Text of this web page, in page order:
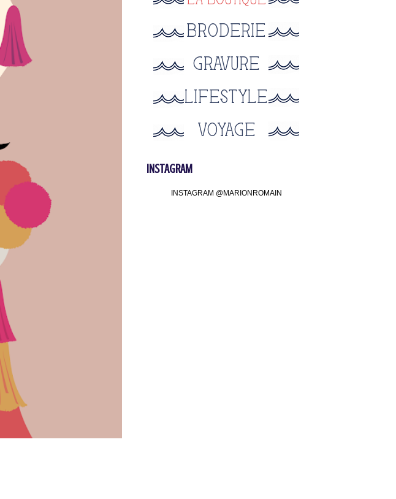
INSTAGRAM
INSTAGRAM @MARIONROMAIN